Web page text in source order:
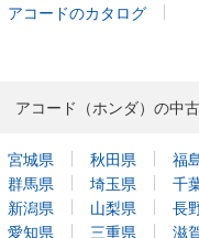
アコードのカタログ
アコード（ホンダ）の中
宮城県 秋田県 福
群馬県
埼玉県 千
新潟県
山梨県 長
愛知県
三重県 滋